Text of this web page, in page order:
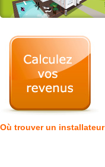
Où trouver un installateur